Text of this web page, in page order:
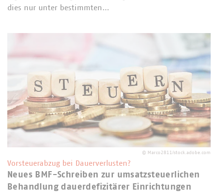
dies nur unter bestimmten…
© Marco2811/stock.adobe.com
Vorsteuerabzug bei Dauerverlusten?
Neues BMF-Schreiben zur umsatzsteuerlichen
Behandlung dauerdefizitärer Einrichtungen